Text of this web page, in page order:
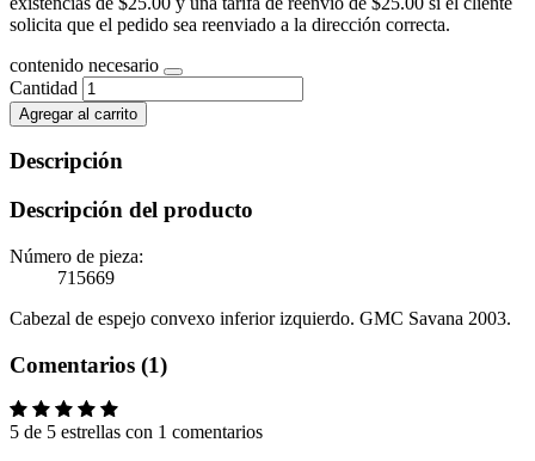
solicita que el pedido sea reenviado a la dirección correcta.
contenido necesario
Cantidad
Agregar al carrito
Descripción
Descripción del producto
Número de pieza:
715669
Cabezal de espejo convexo inferior izquierdo. GMC Savana 2003.
Comentarios (1)
5 de 5 estrellas con 1 comentarios